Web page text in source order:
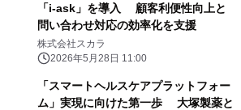
「i-ask」を導入 顧客利便性向上と
問い合わせ対応の効率化を支援
株式会社スカラ
2026年5月28日 11:00
「スマートヘルスケアプラットフォー
ム」実現に向けた第一歩 大塚製薬と